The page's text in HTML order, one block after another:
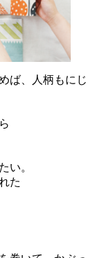
ば、人柄もにじ
い。
た